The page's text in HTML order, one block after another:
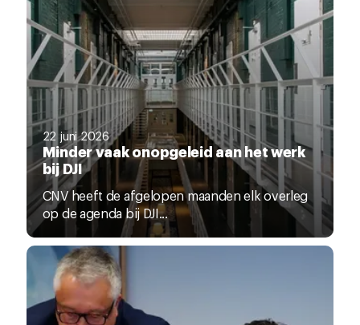
22 juni 2026
Minder vaak onopgeleid aan het werk
bij DJI
CNV heeft de afgelopen maanden elk overleg
op de agenda bij DJI...